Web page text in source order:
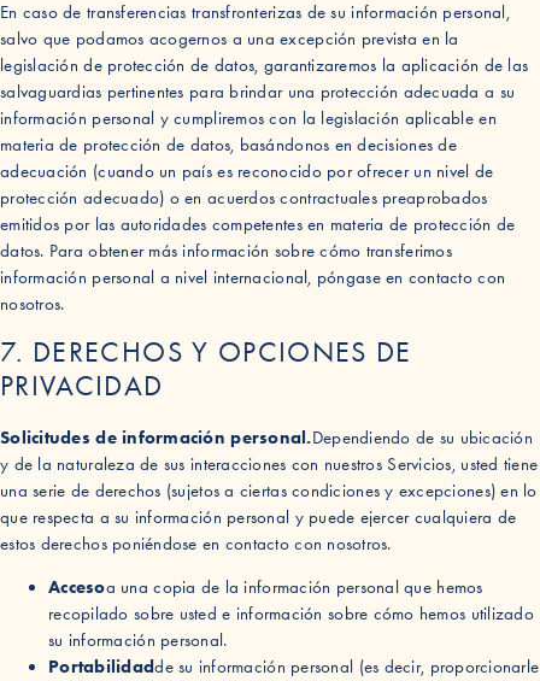
En caso de transferencias transfronterizas de su información personal,
salvo que podamos acogernos a una excepción prevista en la
legislación de protección de datos, garantizaremos la aplicación de las
salvaguardias pertinentes para brindar una protección adecuada a su
información personal y cumpliremos con la legislación aplicable en
materia de protección de datos, basándonos en decisiones de
adecuación (cuando un país es reconocido por ofrecer un nivel de
protección adecuado) o en acuerdos contractuales preaprobados
emitidos por las autoridades competentes en materia de protección de
datos. Para obtener más información sobre cómo transferimos
información personal a nivel internacional, póngase en contacto con
nosotros.
7. DERECHOS Y OPCIONES DE
PRIVACIDAD
Solicitudes de información personal.Dependiendo de su ubicación
y de la naturaleza de sus interacciones con nuestros Servicios, usted tiene
una serie de derechos (sujetos a ciertas condiciones y excepciones) en lo
que respecta a su información personal y puede ejercer cualquiera de
estos derechos poniéndose en contacto con nosotros.
Accesoa una copia de la información personal que hemos
recopilado sobre usted e información sobre cómo hemos utilizado
su información personal.
Portabilidadde su información personal (es decir, proporcionarle